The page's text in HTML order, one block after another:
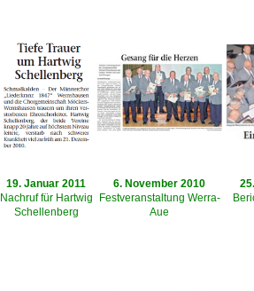
19. Januar 2011
Nachruf für Hartwig
Schellenberg
6. November 2010
Festveranstaltung Werra-
Aue